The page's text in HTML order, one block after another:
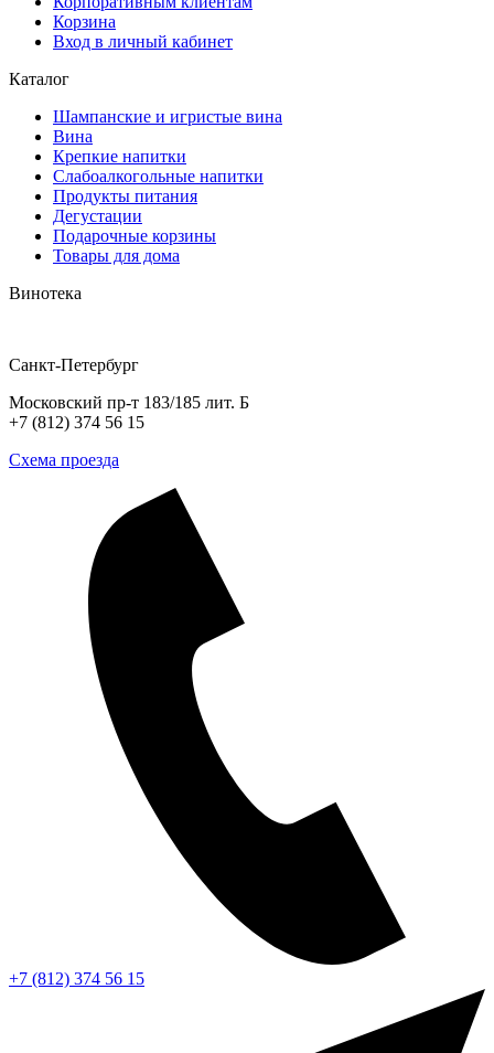
Корзина
Вход в личный кабинет
Каталог
Шампанские и игристые вина
Вина
Крепкие напитки
Слабоалкогольные напитки
Продукты питания
Дегустации
Подарочные корзины
Товары для дома
Винотека
Санкт-Петербург
Московский пр-т 183/185 лит. Б
+7 (812) 374 56 15
Схема проезда
+7 (812) 374 56 15